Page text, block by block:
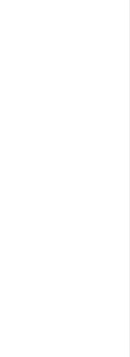
Beko
Vivitek
solution